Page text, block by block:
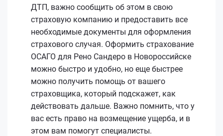
ДТП, важно сообщить об этом в свою
страховую компанию и предоставить все
необходимые документы для оформления
страхового случая. Оформить страхование
ОСАГО для Рено Сандеро в Новороссийске
можно быстро и удобно, но еще быстрее
можно получить помощь от вашего
страховщика, который подскажет, как
действовать дальше. Важно помнить, что у
вас есть право на возмещение ущерба, и в
этом вам помогут специалисты.